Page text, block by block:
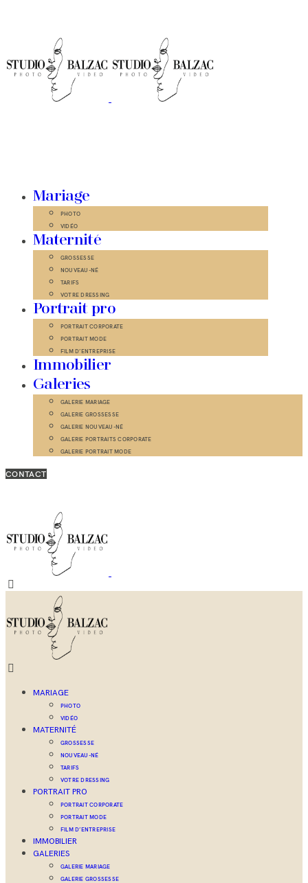
Mariage
PHOTO
VIDÉO
Maternité
GROSSESSE
NOUVEAU-NÉ
TARIFS
VOTRE DRESSING
Portrait pro
PORTRAIT CORPORATE
PORTRAIT MODE
FILM D’ENTREPRISE
Immobilier
Galeries
GALERIE MARIAGE
GALERIE GROSSESSE
GALERIE NOUVEAU-NÉ
GALERIE PORTRAITS CORPORATE
GALERIE PORTRAIT MODE
CONTACT
MARIAGE
PHOTO
VIDÉO
MATERNITÉ
GROSSESSE
NOUVEAU-NÉ
TARIFS
VOTRE DRESSING
PORTRAIT PRO
PORTRAIT CORPORATE
PORTRAIT MODE
FILM D’ENTREPRISE
IMMOBILIER
GALERIES
GALERIE MARIAGE
GALERIE GROSSESSE